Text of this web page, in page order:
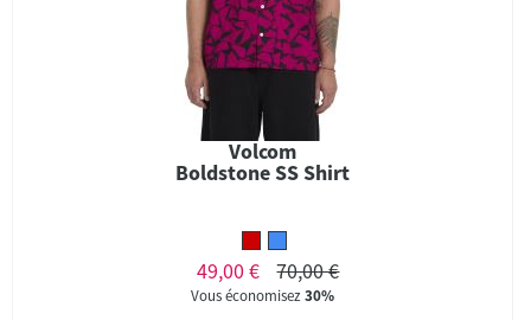
Volcom
Boldstone SS Shirt
49,00 € 70,00 €
Vous économisez30%